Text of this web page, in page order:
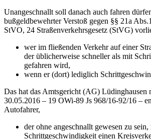
Unangeschnallt soll danach auch fahren
bußgeldbewehrter Verstoß gegen §§ 21a
StVO, 24 Straßenverkehrsgesetz (StVG)
wer im fließenden Verkehr auf einer
der üblicherweise schneller als mit
gefahren wird,
wenn er (dort) lediglich
Das hat das Amtsgericht (AG) Lüdinghausen
30.05.2016 – 19 OWi-89 Js 968/16-92/16 –
Autofahrer,
der ohne angeschnallt gewesen zu sein,
Schrittgeschwindigkeit einen